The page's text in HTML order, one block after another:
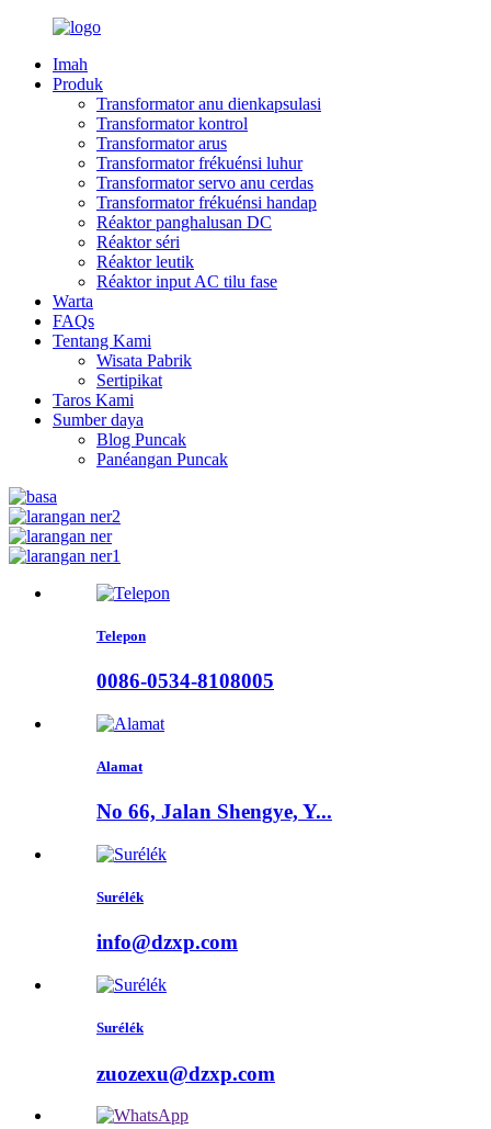
Imah
Produk
Transformator anu dienkapsulasi
Transformator kontrol
Transformator arus
Transformator frékuénsi luhur
Transformator servo anu cerdas
Transformator frékuénsi handap
Réaktor panghalusan DC
Réaktor séri
Réaktor leutik
Réaktor input AC tilu fase
Warta
FAQs
Tentang Kami
Wisata Pabrik
Sertipikat
Taros Kami
Sumber daya
Blog Puncak
Panéangan Puncak
Telepon
0086-0534-8108005
Alamat
No 66, Jalan Shengye, Y...
Surélék
info@dzxp.com
Surélék
zuozexu@dzxp.com